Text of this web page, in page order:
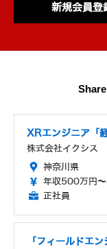
新規会員登
XRエンジニア「
株式会社イクシス
神奈川県
年収500万円
正社員
「フィールドエ